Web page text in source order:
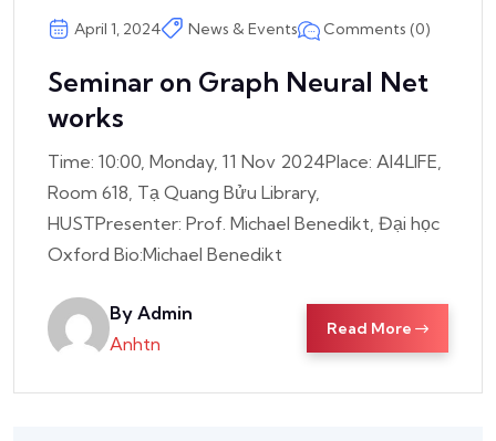
April 1, 2024 News & Events Comments (0)
Seminar on Graph Neural Net
works
Time: 10:00, Monday, 11 Nov 2024Place: AI4LIFE,
Room 618, Tạ Quang Bửu Library,
HUSTPresenter: Prof. Michael Benedikt, Đại học
Oxford Bio:Michael Benedikt
By Admin
Anhtn
Read More